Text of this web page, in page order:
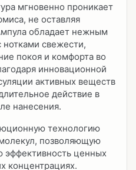
мгновенно проникает
не оставляя
обладает нежным
свежести,
покоя и комфорта во
инновационной
активных веществ
действие в
нанесения.
технологию
позволяющую
эффективность ценных
концентрациях.